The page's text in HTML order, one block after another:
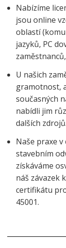
Nabízíme
jsou online
oblastí
jazyků, PC
U našich
gramotnost,
současných
nabídli jim
dalších zdrojů.
Naše praxe v
stavebním
získáváme
náš závazek
certifikátu
45001.